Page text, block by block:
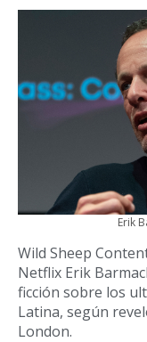
Erik
Wild Sheep
Netflix Erik
ficción sobre los
Latina, según
London.